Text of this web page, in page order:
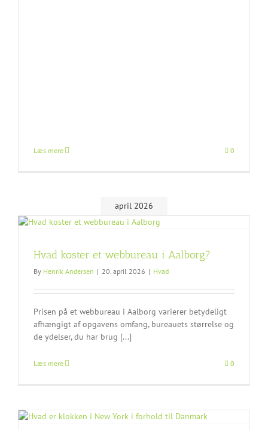
Læs mere 0
april 2026
Hvad koster et webbureau i Aalborg?
By Henrik Andersen | 20. april 2026 | Hvad
Prisen på et webbureau i Aalborg varierer betydeligt
afhængigt af opgavens omfang, bureauets størrelse og
de ydelser, du har brug [...]
Læs mere 0